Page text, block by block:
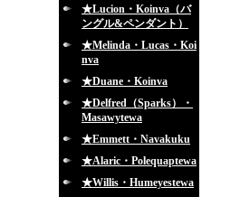
★Lucion・Koinva（バ
ングル&ペンダント）
★Melinda・Lucas・Koi
nva
★Duane・Koinva
★Delfred（Sparks）・
Masawytewa
★Emmett・Navakuku
★Alaric・Polequaptewa
★Willis・Humeyestewa